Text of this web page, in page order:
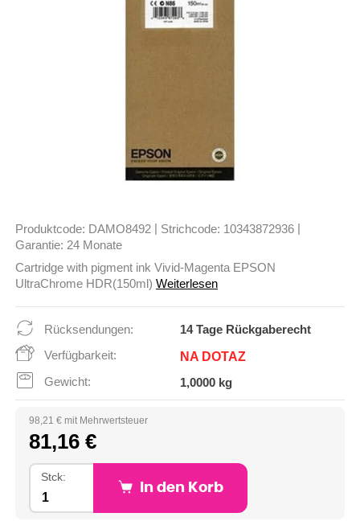
Produktcode: DAMO8492 Strichcode: 10343872936
Garantie: 24 Monate
Cartridge with pigment ink Vivid-Magenta EPSON
UltraChrome HDR(150ml) Weiterlesen
Rücksendungen:
14 Tage Rückgaberecht
Verfügbarkeit:
NA DOTAZ
Gewicht: 1,0000 kg
98,21 € mit Mehrwertsteuer
81,16 €
Stck:
In den Korb